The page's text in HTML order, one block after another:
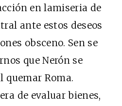
en lamiseria de
ante estos deseos
obsceno. Sen se
que Nerón se
Roma.
de evaluar bienes,